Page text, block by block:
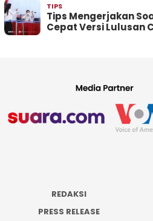
TIPS
Tips Mengerjakan
Cepat Versi Lulusan
REDAKSI
PRESS RELEASE